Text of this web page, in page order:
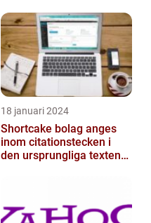
18 januari 2024
Shortcake bolag anges
inom citationstecken i
den ursprungliga texten